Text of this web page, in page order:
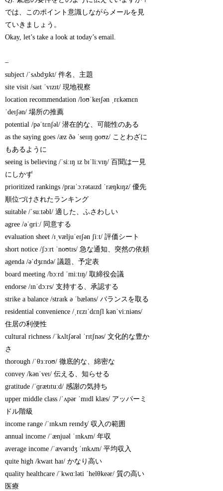
では、このポイント意識しながらメールを見
ていきましょう。
Okay, let’s take a look at today’s email.
–
subject /ˈsʌbdʒɪkt/ 件名、主題
site visit /saɪt ˈvɪzɪt/ 現地視察
location recommendation /loʊˈkeɪʃən ˌrɛkəmɛn
ˈdeɪʃən/ 場所の推薦
potential /pəˈtɛnʃəl/ 潜在的な、可能性のある
as the saying goes /æz ðə ˈseɪɪŋ ɡoʊz/ ことわざに
もあるように
seeing is believing /ˈsiːɪŋ ɪz bɪˈliːvɪŋ/ 百聞は一見
にしかず
prioritized rankings /praɪˈɔːrətaɪzd ˈræŋkɪŋz/ 優先
順位づけされたランキング
suitable /ˈsuːtəbl/ 適した、ふさわしい
agree /əˈɡriː/ 同意する
evaluation sheet /ɪˌvæljuˈeɪʃən ʃiːt/ 評価シート
short notice /ʃɔːrt ˈnoʊtɪs/ 急な通知、突然の依頼
agenda /əˈdʒɛndə/ 議題、予定表
board meeting /bɔːrd ˈmiːtɪŋ/ 取締役会議
endorse /ɪnˈdɔːrs/ 支持する、承認する
strike a balance /straɪk ə ˈbæləns/ バランスを取る
residential convenience /ˌrɛzɪˈdɛnʃl kənˈviːniəns/
住居の利便性
cultural richness /ˈkʌltʃərəl ˈrɪtʃnəs/ 文化的な豊か
さ
thorough /ˈθɜːroʊ/ 徹底的な、綿密な
convey /kənˈveɪ/ 伝える、知らせる
gratitude /ˈɡrætɪtuːd/ 感謝の気持ち
upper middle class /ˈʌpər ˈmɪdl klæs/ アッパーミ
ドル階級
income range /ˈɪnkʌm reɪndʒ/ 収入の範囲
annual income /ˈænjuəl ˈɪnkʌm/ 年収
average income /ˈævərɪdʒ ˈɪnkʌm/ 平均収入
quite high /kwaɪt haɪ/ かなり高い
quality healthcare /ˈkwɑːləti ˈhelθkeər/ 質の高い
医療